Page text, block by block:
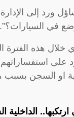
ورد إلى
في السيارات؟”.
خلال هذه
على
او السجن بسبب
الداخلية